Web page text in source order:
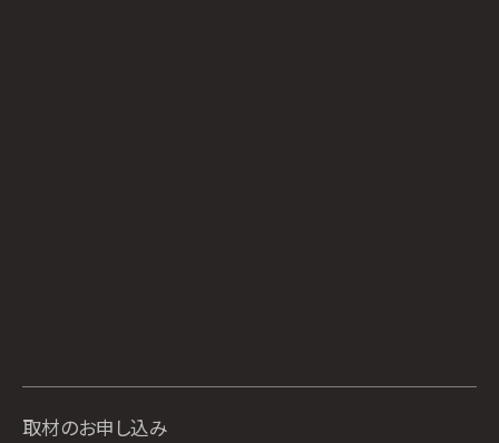
取材のお申し込み